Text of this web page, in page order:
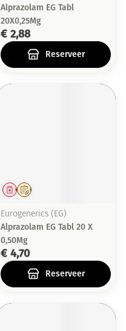
Alprazolam EG Tabl
20X0,25Mg
€ 2,88
Reserveer
Op voorschrift
Geneesmiddel
Eurogenerics (EG)
Alprazolam EG Tabl 20 X
0,50Mg
€ 4,70
Reserveer